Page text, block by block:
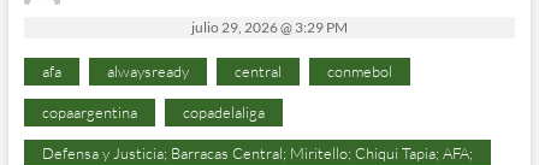
julio 29, 2026 @ 3:29 PM
afa alwaysready central conmebol
copaargentina copadelaliga
Defensa y Justicia; Barracas Central; Miritello; Chiqui Tapia; AFA;